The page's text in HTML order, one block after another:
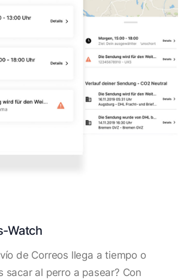
Watch
de Correos llega a tiempo o
sacar al perro a pasear? Con